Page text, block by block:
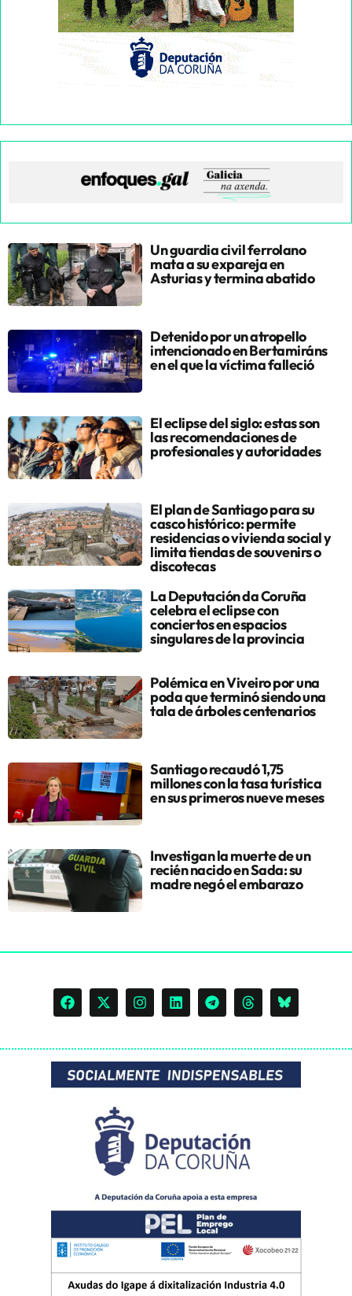
Un guardia civil ferrolano
mata a su expareja en
Asturias y termina abatido
Detenido por un atropello
intencionado en Bertamiráns
en el que la víctima falleció
El eclipse del siglo: estas son
las recomendaciones de
profesionales y autoridades
El plan de Santiago para su
casco histórico: permite
residencias o vivienda social y
limita tiendas de souvenirs o
discotecas
La Deputación da Coruña
celebra el eclipse con
conciertos en espacios
singulares de la provincia
Polémica en Viveiro por una
poda que terminó siendo una
tala de árboles centenarios
Santiago recaudó 1,75
millones con la tasa turística
en sus primeros nueve meses
Investigan la muerte de un
recién nacido en Sada: su
madre negó el embarazo